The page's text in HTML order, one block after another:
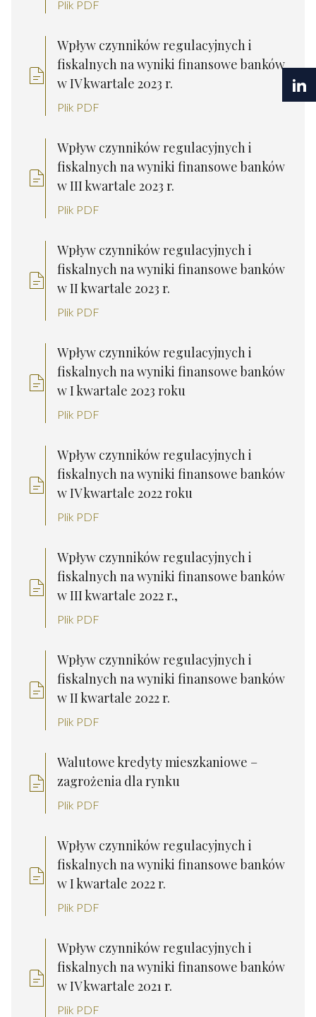
Plik PDF
Wpływ czynników regulacyjnych i
fiskalnych na wyniki finansowe banków
w IV kwartale 2023 r.
Plik PDF
Wpływ czynników regulacyjnych i
fiskalnych na wyniki finansowe banków
w III kwartale 2023 r.
Plik PDF
Wpływ czynników regulacyjnych i
fiskalnych na wyniki finansowe banków
w II kwartale 2023 r.
Plik PDF
Wpływ czynników regulacyjnych i
fiskalnych na wyniki finansowe banków
w I kwartale 2023 roku
Plik PDF
Wpływ czynników regulacyjnych i
fiskalnych na wyniki finansowe banków
w IV kwartale 2022 roku
Plik PDF
Wpływ czynników regulacyjnych i
fiskalnych na wyniki finansowe banków
w III kwartale 2022 r.,
Plik PDF
Wpływ czynników regulacyjnych i
fiskalnych na wyniki finansowe banków
w II kwartale 2022 r.
Plik PDF
Walutowe kredyty mieszkaniowe –
zagrożenia dla rynku
Plik PDF
Wpływ czynników regulacyjnych i
fiskalnych na wyniki finansowe banków
w I kwartale 2022 r.
Plik PDF
Wpływ czynników regulacyjnych i
fiskalnych na wyniki finansowe banków
w IV kwartale 2021 r.
Plik PDF